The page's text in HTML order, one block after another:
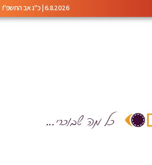
6.8.2026 | כ"ג אב התשפ"ו